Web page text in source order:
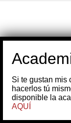
by
reserved.
cookies para que usted
está dando su
y la aceptación de
para mayor información.
Si te gustan mis
hacerlos tú
disponible la
AQUÍ